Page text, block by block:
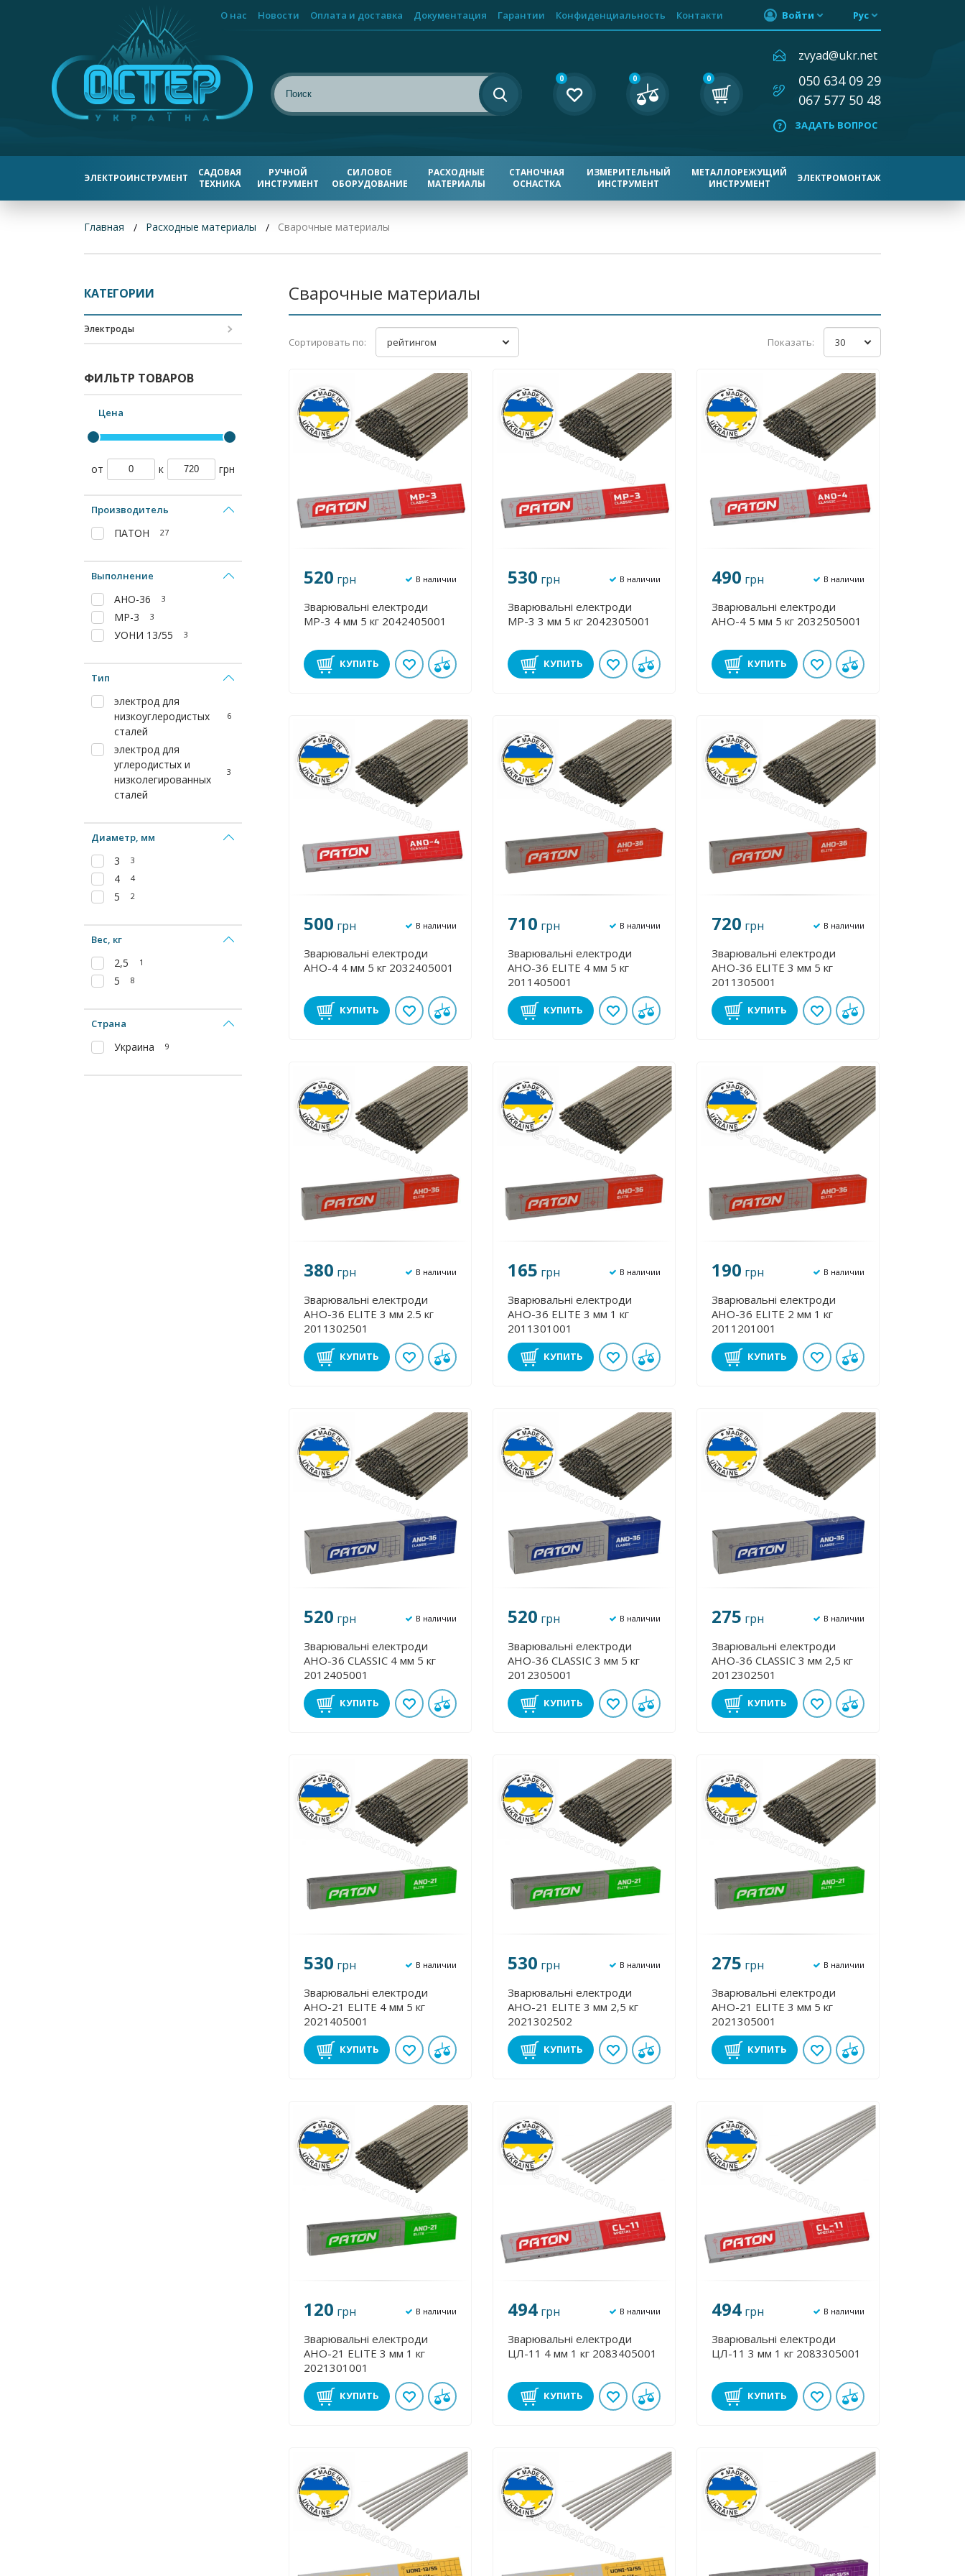
О нас Новости Оплата и доставка Документация Гарантии Конфиденциальность Контакти Войти Рус
0 0 0
zvyad@ukr.net
050 634 09 29
067 577 50 48
ЗАДАТЬ ВОПРОС
ЭЛЕКТРОИНСТРУМЕНТ
САДОВАЯ
ТЕХНИКА
РУЧНОЙ
ИНСТРУМЕНТ
СИЛОВОЕ
ОБОРУДОВАНИЕ
РАСХОДНЫЕ
МАТЕРИАЛЫ
СТАНОЧНАЯ
ОСНАСТКА
ИЗМЕРИТЕЛЬНЫЙ
ИНСТРУМЕНТ
МЕТАЛЛОРЕЖУЩИЙ
ИНСТРУМЕНТ
ЭЛЕКТРОМОНТАЖ
Главная Расходные материалы Сварочные материалы
КАТЕГОРИИ
Электроды
ФИЛЬТР ТОВАРОВ
Цена
от к грн
Производитель
ПАТОН 27
Выполнение
АНО-36 3
МР-3 3
УОНИ 13/55 3
Тип
электрод для
низкоуглеродистых
сталей
6
электрод для
углеродистых и
низколегированных
сталей
3
Диаметр, мм
3 3
4 4
5 2
Вес, кг
2,5 1
5 8
Страна
Украина 9
Сварочные материалы
Сортировать по: рейтингом Показать: 30
520 грн В наличии
Зварювальні електроди
МР-3 4 мм 5 кг 2042405001
КУПИТЬ
530 грн В наличии
Зварювальні електроди
МР-3 3 мм 5 кг 2042305001
КУПИТЬ
490 грн В наличии
Зварювальні електроди
АНО-4 5 мм 5 кг 2032505001
КУПИТЬ
500 грн В наличии
Зварювальні електроди
АНО-4 4 мм 5 кг 2032405001
КУПИТЬ
710 грн В наличии
Зварювальні електроди
АНО-36 ЕLІТE 4 мм 5 кг
2011405001
КУПИТЬ
720 грн В наличии
Зварювальні електроди
АНО-36 ЕLІТE 3 мм 5 кг
2011305001
КУПИТЬ
380 грн В наличии
Зварювальні електроди
АНО-36 ЕLІТE 3 мм 2.5 кг
2011302501
КУПИТЬ
165 грн В наличии
Зварювальні електроди
АНО-36 ЕLІТE 3 мм 1 кг
2011301001
КУПИТЬ
190 грн В наличии
Зварювальні електроди
АНО-36 ЕLІТE 2 мм 1 кг
2011201001
КУПИТЬ
520 грн В наличии
Зварювальні електроди
АНО-36 CLASSIC 4 мм 5 кг
2012405001
КУПИТЬ
520 грн В наличии
Зварювальні електроди
АНО-36 CLASSIC 3 мм 5 кг
2012305001
КУПИТЬ
275 грн В наличии
Зварювальні електроди
АНО-36 CLASSIC 3 мм 2,5 кг
2012302501
КУПИТЬ
530 грн В наличии
Зварювальні електроди
АНО-21 ЕLІТE 4 мм 5 кг
2021405001
КУПИТЬ
530 грн В наличии
Зварювальні електроди
АНО-21 ЕLІТE 3 мм 2,5 кг
2021302502
КУПИТЬ
275 грн В наличии
Зварювальні електроди
АНО-21 ЕLІТE 3 мм 5 кг
2021305001
КУПИТЬ
120 грн В наличии
Зварювальні електроди
АНО-21 ЕLІТE 3 мм 1 кг
2021301001
КУПИТЬ
494 грн В наличии
Зварювальні електроди
ЦЛ-11 4 мм 1 кг 2083405001
КУПИТЬ
494 грн В наличии
Зварювальні електроди
ЦЛ-11 3 мм 1 кг 2083305001
КУПИТЬ